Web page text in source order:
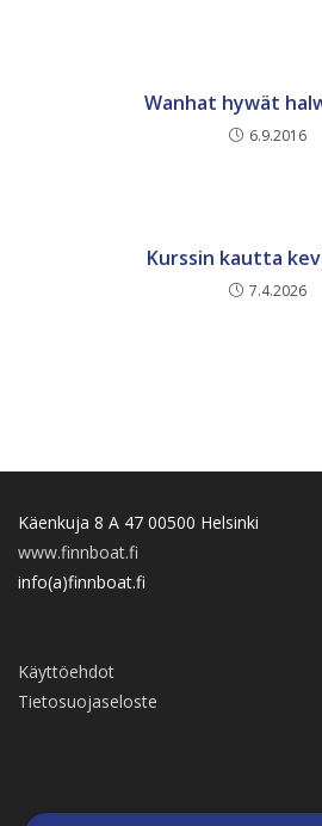
Wanhat hywät
6.9.2016
Kurssin kautta
7.4.2026
Käenkuja 8 A 47 00500 Helsinki
www.finnboat.fi
info(a)finnboat.fi
Käyttöehdot
Tietosuojaseloste